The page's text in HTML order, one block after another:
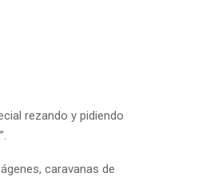
rezando y pidiendo
caravanas de